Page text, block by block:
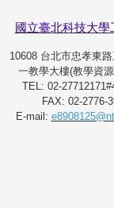
國立臺北科技大學
10608 台北市忠孝東
一教學大樓(教學資
TEL: 02-
FAX: 02-2776-
E-mail: